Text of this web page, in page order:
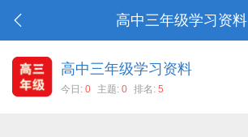
高中三年级学习资料
高中三年级学习资料
今日: 0 主题: 0 排名: 5